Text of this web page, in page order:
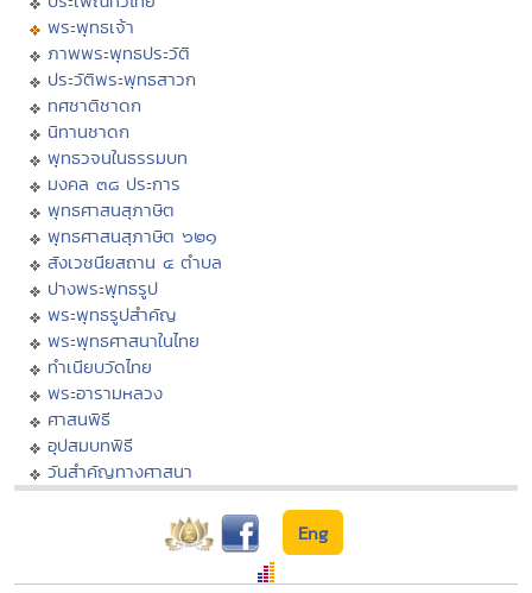
พระพุทธเจ้า
ภาพพระพุทธประวัติ
ประวัติพระพุทธสาวก
ทศชาติชาดก
นิทานชาดก
พุทธวจนในธรรมบท
มงคล ๓๘ ประการ
พุทธศาสนสุภาษิต
พุทธศาสนสุภาษิต ๖๒๑
สังเวชนียสถาน ๔ ตำบล
ปางพระพุทธรูป
พระพุทธรูปสำคัญ
พระพุทธศาสนาในไทย
ทำเนียบวัดไทย
พระอารามหลวง
ศาสนพิธี
อุปสมบทพิธี
วันสำคัญทางศาสนา
Eng